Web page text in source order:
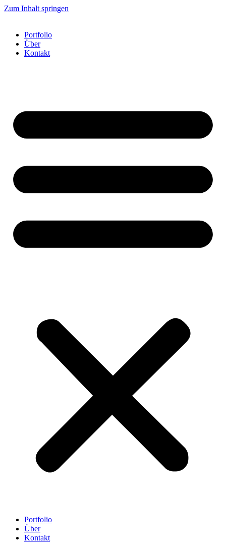
Zum Inhalt springen
Portfolio
Über
Kontakt
Portfolio
Über
Kontakt